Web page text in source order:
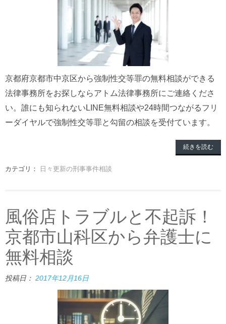
京都府京都市中京区から強制性交等罪の無料相談ができる
法律事務所をお探しならアトム法律事務所にご連絡くださ
い。誰にも知られないLINE無料相談や24時間つながるフリ
ーダイヤルで強制性交等罪と勾留の相談を受付ています。
続きを読む
カテゴリ： 日々更新の刑事事件相談
風俗店トラブルと不起訴！
京都市山科区から弁護士に
無料相談
投稿日： 2017年12月16日